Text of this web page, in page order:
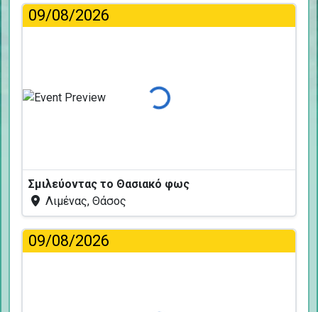
09/08/2026
Φόρτωση...
Σμιλεύοντας το Θασιακό φως
Λιμένας, Θάσος
09/08/2026